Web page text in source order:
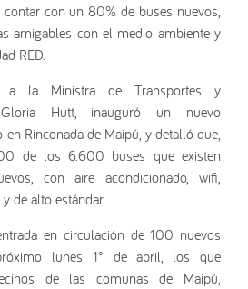
con un 80% de buses nuevos,
amigables con el medio ambiente y
RED.
a la Ministra de Transportes y
Gloria Hutt, inauguró un nuevo
Rinconada de Maipú, y detalló que,
de los 6.600 buses que existen
con aire acondicionado, wifi,
de alto estándar.
en circulación de 100 nuevos
lunes 1° de abril, los que
de las comunas de Maipú,